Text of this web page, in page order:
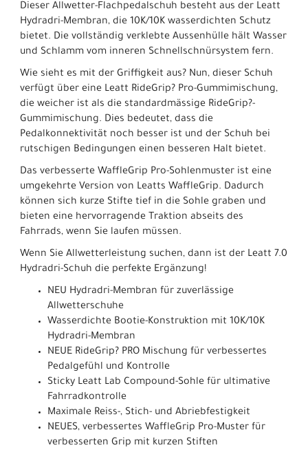
Dieser Allwetter-Flachpedalschuh besteht aus der Leatt
Hydradri-Membran, die 10K/10K wasserdichten Schutz
bietet. Die vollständig verklebte Aussenhülle hält Wasser
und Schlamm vom inneren Schnellschnürsystem fern.
Wie sieht es mit der Griffigkeit aus? Nun, dieser Schuh
verfügt über eine Leatt RideGrip? Pro-Gummimischung,
die weicher ist als die standardmässige RideGrip?-
Gummimischung. Dies bedeutet, dass die
Pedalkonnektivität noch besser ist und der Schuh bei
rutschigen Bedingungen einen besseren Halt bietet.
Das verbesserte WaffleGrip Pro-Sohlenmuster ist eine
umgekehrte Version von Leatts WaffleGrip. Dadurch
können sich kurze Stifte tief in die Sohle graben und
bieten eine hervorragende Traktion abseits des
Fahrrads, wenn Sie laufen müssen.
Wenn Sie Allwetterleistung suchen, dann ist der Leatt 7.0
Hydradri-Schuh die perfekte Ergänzung!
NEU Hydradri-Membran für zuverlässige
Allwetterschuhe
Wasserdichte Bootie-Konstruktion mit 10K/10K
Hydradri-Membran
NEUE RideGrip? PRO Mischung für verbessertes
Pedalgefühl und Kontrolle
Sticky Leatt Lab Compound-Sohle für ultimative
Fahrradkontrolle
Maximale Reiss-, Stich- und Abriebfestigkeit
NEUES, verbessertes WaffleGrip Pro-Muster für
verbesserten Grip mit kurzen Stiften